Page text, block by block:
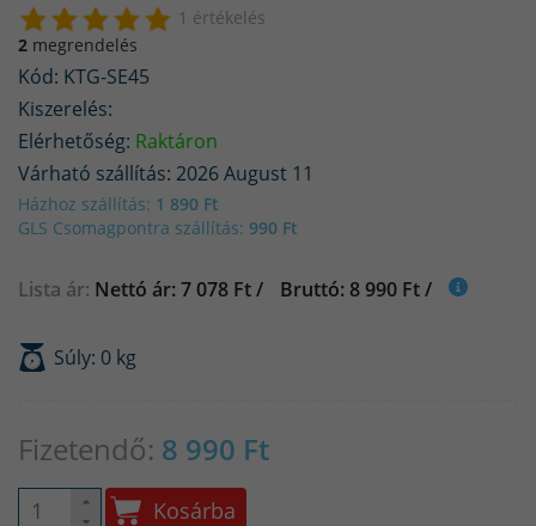
1 értékelés
2 megrendelés
Kód: KTG-SE45
Kiszerelés:
Elérhetőség: Raktáron
Várható szállítás: 2026 August 11
Házhoz szállítás: 1 890 Ft
GLS Csomagpontra szállítás: 990 Ft
Lista ár: Nettó ár: 7 078 Ft / Bruttó: 8 990 Ft /
Súly: 0 kg
Fizetendő: 8 990 Ft
Kosárba